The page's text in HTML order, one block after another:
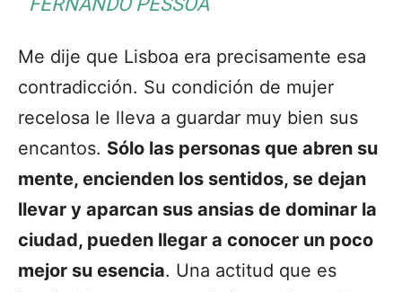
Me dije que Lisboa era precisamente esa
contradicción. Su condición de mujer
recelosa le lleva a guardar muy bien sus
encantos. Sólo las personas que abren su
mente, encienden los sentidos, se dejan
llevar y aparcan sus ansias de dominar la
ciudad, pueden llegar a conocer un poco
mejor su esencia. Una actitud que es